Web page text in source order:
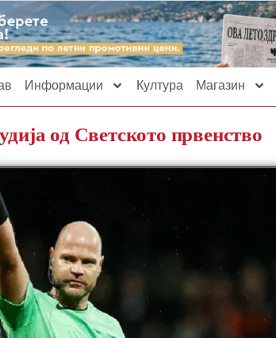
Информации Култура Магазин
од Светското првенство